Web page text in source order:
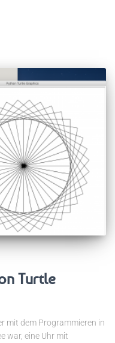
Turtle
mit dem Programmieren in
war, eine Uhr mit